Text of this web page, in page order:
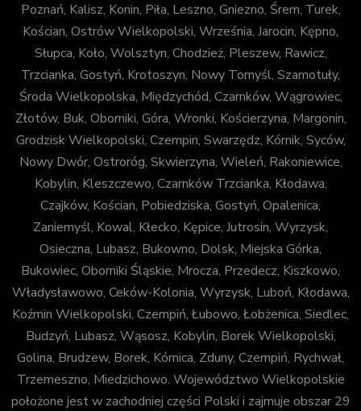
Poznań, Kalisz, Konin, Piła, Leszno, Gniezno, Śrem, Turek,
Kościan, Ostrów Wielkopolski, Września, Jarocin, Kępno,
Słupca, Koło, Wolsztyn, Chodzież, Pleszew, Rawicz,
Trzcianka, Gostyń, Krotoszyn, Nowy Tomyśl, Szamotuły,
Środa Wielkopolska, Międzychód, Czarnków, Wągrowiec,
Złotów, Buk, Oborniki, Góra, Wronki, Kościerzyna, Margonin,
Grodzisk Wielkopolski, Czempin, Swarzędz, Kórnik, Syców,
Nowy Dwór, Ostroróg, Skwierzyna, Wieleń, Rakoniewice,
Kobylin, Kleszczewo, Czarnków Trzcianka, Kłodawa,
Czajków, Kościan, Pobiedziska, Gostyń, Opalenica,
Zaniemyśl, Kowal, Kłecko, Kępice, Jutrosin, Wyrzysk,
Osieczna, Lubasz, Bukowno, Dolsk, Miejska Górka,
Bukowiec, Oborniki Śląskie, Mrocza, Przedecz, Kiszkowo,
Władysławowo, Ceków-Kolonia, Wyrzysk, Luboń, Kłodawa,
Koźmin Wielkopolski, Czempiń, Łubowo, Łobżenica, Siedlec,
Budzyń, Lubasz, Wąsosz, Kobylin, Borek Wielkopolski,
Golina, Brudzew, Borek, Kórnica, Zduny, Czempiń, Rychwał,
Trzemeszno, Miedzichowo. Województwo Wielkopolskie
położone jest w zachodniej części Polski i zajmuje obszar 29